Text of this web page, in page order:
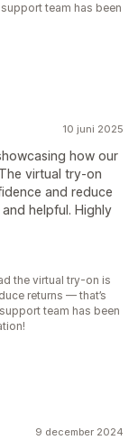
team has been
10 juni 2025
how our
virtual try-on
and reduce
helpful. Highly
the virtual try-on is
returns — that’s
team has been
9 december 2024